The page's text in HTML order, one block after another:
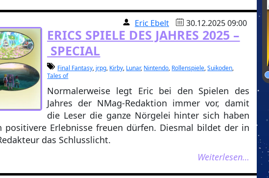
Eric Ebelt 30.12.2025 09:00
ERICS SPIELE DES JAHRES 2025 –
SPECIAL
Final Fantasy, jrpg, Kirby, Lunar, Nintendo, Rollenspiele,Suikoden,
Tales of
Normalerweise legt Eric bei den Spielen des
Jahres der NMag-Redaktion immer vor, damit
die Leser die ganze Nörgelei hinter sich haben
positivere Erlebnisse freuen dürfen. Diesmal bildet der in
das Schlusslicht.
Weiterlesen…